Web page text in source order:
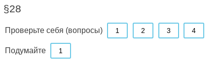
§28
Проверьте себя (вопросы) 1 2 3 4
Подумайте 1